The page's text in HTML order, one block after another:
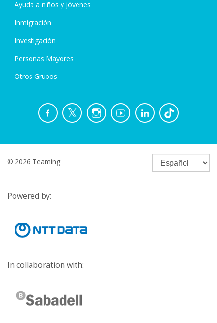
Ayuda a niños y jóvenes
Inmigración
Investigación
Personas Mayores
Otros Grupos
© 2026 Teaming
Powered by:
In collaboration with: